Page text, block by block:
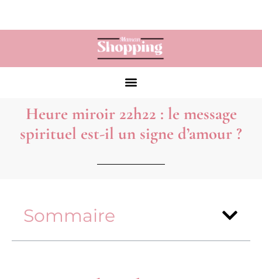
Heure miroir 22h22 : le message
spirituel est-il un signe d’amour ?
Sommaire